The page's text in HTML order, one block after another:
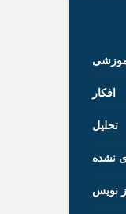
افکار
تحلیل
نشده
نویس